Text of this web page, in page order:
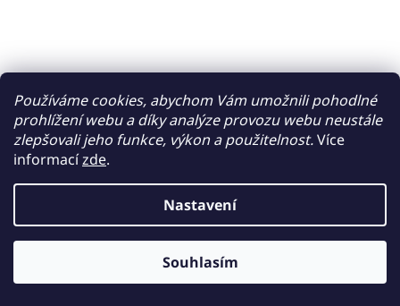
Používáme cookies, abychom Vám umožnili pohodlné
prohlížení webu a díky analýze provozu webu neustále
zlepšovali jeho funkce, výkon a použitelnost.Více
informacízde.
Nastavení
Souhlasím